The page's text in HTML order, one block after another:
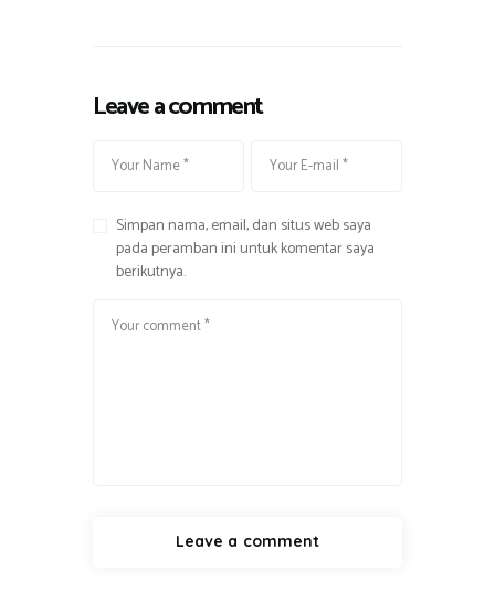
Leave a comment
Simpan nama, email, dan situs web saya
pada peramban ini untuk komentar saya
berikutnya.